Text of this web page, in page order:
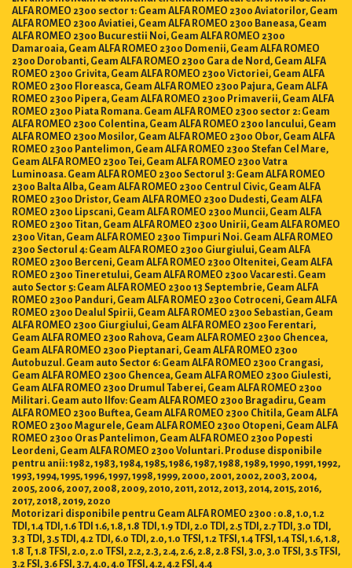
ALFA ROMEO 2300 sector 1: Geam ALFA ROMEO 2300 Aviatorilor, Geam
ALFA ROMEO 2300 Aviatiei, Geam ALFA ROMEO 2300 Baneasa, Geam
ALFA ROMEO 2300 Bucurestii Noi, Geam ALFA ROMEO 2300
Damaroaia, Geam ALFA ROMEO 2300 Domenii, Geam ALFA ROMEO
2300 Dorobanti, Geam ALFA ROMEO 2300 Gara de Nord, Geam ALFA
ROMEO 2300 Grivita, Geam ALFA ROMEO 2300 Victoriei, Geam ALFA
ROMEO 2300 Floreasca, Geam ALFA ROMEO 2300 Pajura, Geam ALFA
ROMEO 2300 Pipera, Geam ALFA ROMEO 2300 Primaverii, Geam ALFA
ROMEO 2300 Piata Romana. Geam ALFA ROMEO 2300 sector 2: Geam
ALFA ROMEO 2300 Colentina, Geam ALFA ROMEO 2300 Iancului, Geam
ALFA ROMEO 2300 Mosilor, Geam ALFA ROMEO 2300 Obor, Geam ALFA
ROMEO 2300 Pantelimon, Geam ALFA ROMEO 2300 Stefan Cel Mare,
Geam ALFA ROMEO 2300 Tei, Geam ALFA ROMEO 2300 Vatra
Luminoasa. Geam ALFA ROMEO 2300 Sectorul 3: Geam ALFA ROMEO
2300 Balta Alba, Geam ALFA ROMEO 2300 Centrul Civic, Geam ALFA
ROMEO 2300 Dristor, Geam ALFA ROMEO 2300 Dudesti, Geam ALFA
ROMEO 2300 Lipscani, Geam ALFA ROMEO 2300 Muncii, Geam ALFA
ROMEO 2300 Titan, Geam ALFA ROMEO 2300 Unirii, Geam ALFA ROMEO
2300 Vitan, Geam ALFA ROMEO 2300 Timpuri Noi. Geam ALFA ROMEO
2300 Sectorul 4: Geam ALFA ROMEO 2300 Giurgiului, Geam ALFA
ROMEO 2300 Berceni, Geam ALFA ROMEO 2300 Oltenitei, Geam ALFA
ROMEO 2300 Tineretului, Geam ALFA ROMEO 2300 Vacaresti. Geam
auto Sector 5: Geam ALFA ROMEO 2300 13 Septembrie, Geam ALFA
ROMEO 2300 Panduri, Geam ALFA ROMEO 2300 Cotroceni, Geam ALFA
ROMEO 2300 Dealul Spirii, Geam ALFA ROMEO 2300 Sebastian, Geam
ALFA ROMEO 2300 Giurgiului, Geam ALFA ROMEO 2300 Ferentari,
Geam ALFA ROMEO 2300 Rahova, Geam ALFA ROMEO 2300 Ghencea,
Geam ALFA ROMEO 2300 Pieptanari, Geam ALFA ROMEO 2300
Autobuzul. Geam auto Sector 6: Geam ALFA ROMEO 2300 Crangasi,
Geam ALFA ROMEO 2300 Ghencea, Geam ALFA ROMEO 2300 Giulesti,
Geam ALFA ROMEO 2300 Drumul Taberei, Geam ALFA ROMEO 2300
Militari. Geam auto Ilfov: Geam ALFA ROMEO 2300 Bragadiru, Geam
ALFA ROMEO 2300 Buftea, Geam ALFA ROMEO 2300 Chitila, Geam ALFA
ROMEO 2300 Magurele, Geam ALFA ROMEO 2300 Otopeni, Geam ALFA
ROMEO 2300 Oras Pantelimon, Geam ALFA ROMEO 2300 Popesti
Leordeni, Geam ALFA ROMEO 2300 Voluntari. Produse disponibile
pentru anii: 1982, 1983, 1984, 1985, 1986, 1987, 1988, 1989, 1990, 1991, 1992,
1993, 1994, 1995, 1996, 1997, 1998, 1999, 2000, 2001, 2002, 2003, 2004,
2005, 2006, 2007, 2008, 2009, 2010, 2011, 2012, 2013, 2014, 2015, 2016,
2017, 2018, 2019, 2020
Motorizari disponibile pentru Geam ALFA ROMEO 2300 : 0.8, 1.0, 1.2
TDI, 1.4 TDI, 1.6 TDI 1.6, 1.8, 1.8 TDI, 1.9 TDI, 2.0 TDI, 2.5 TDI, 2.7 TDI, 3.0 TDI,
3.3 TDI, 3.5 TDI, 4.2 TDI, 6.0 TDI, 2.0, 1.0 TFSI, 1.2 TFSI, 1.4 TFSI, 1.4 TSI, 1.6, 1.8,
1.8 T, 1.8 TFSI, 2.0, 2.0 TFSI, 2.2, 2.3, 2.4, 2.6, 2.8, 2.8 FSI, 3.0, 3.0 TFSI, 3.5 TFSI,
3.2 FSI, 3.6 FSI, 3.7, 4.0, 4.0 TFSI, 4.2, 4.2 FSI, 4.4